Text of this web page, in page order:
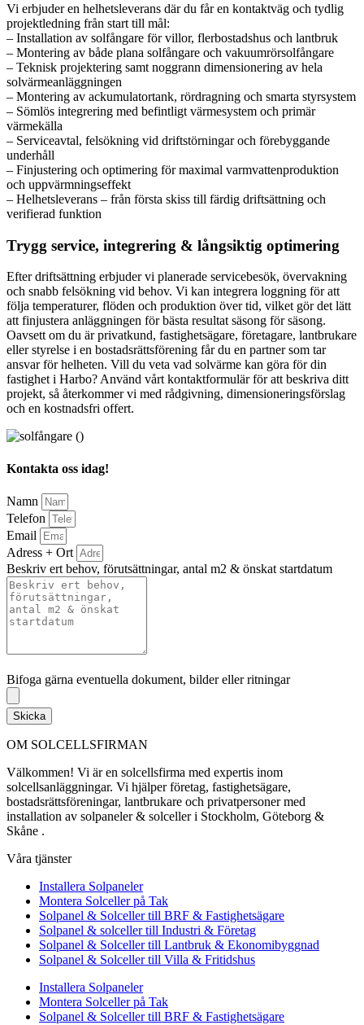
Vi erbjuder en helhetsleverans där du får en kontaktväg och tydlig
projektledning från start till mål:
– Installation av solfångare för villor, flerbostadshus och lantbruk
– Montering av både plana solfångare och vakuumrörsolfångare
– Teknisk projektering samt noggrann dimensionering av hela
solvärmeanläggningen
– Montering av ackumulatortank, rördragning och smarta styrsystem
– Sömlös integrering med befintligt värmesystem och primär
värmekälla
– Serviceavtal, felsökning vid driftstörningar och förebyggande
underhåll
– Finjustering och optimering för maximal varmvattenproduktion
och uppvärmningseffekt
– Helhetsleverans – från första skiss till färdig driftsättning och
verifierad funktion
Trygg service, integrering & långsiktig optimering
Efter driftsättning erbjuder vi planerade servicebesök, övervakning
och snabb felsökning vid behov. Vi kan integrera loggning för att
följa temperaturer, flöden och produktion över tid, vilket gör det lätt
att finjustera anläggningen för bästa resultat säsong för säsong.
Oavsett om du är privatkund, fastighetsägare, företagare, lantbrukare
eller styrelse i en bostadsrättsförening får du en partner som tar
ansvar för helheten. Vill du veta vad solvärme kan göra för din
fastighet i Harbo? Använd vårt kontaktformulär för att beskriva ditt
projekt, så återkommer vi med rådgivning, dimensioneringsförslag
och en kostnadsfri offert.
Kontakta oss idag!
Namn
Telefon
Email
Adress + Ort
Beskriv ert behov, förutsättningar, antal m2 & önskat startdatum
Bifoga gärna eventuella dokument, bilder eller ritningar
Skicka
OM SOLCELLSFIRMAN
Välkommen! Vi är en solcellsfirma med expertis inom
solcellsanläggningar. Vi hjälper företag, fastighetsägare,
bostadsrättsföreningar, lantbrukare och privatpersoner med
installation av solpaneler & solceller i Stockholm, Göteborg &
Skåne .
Våra tjänster
Installera Solpaneler
Montera Solceller på Tak
Solpanel & Solceller till BRF & Fastighetsägare
Solpanel & solceller till Industri & Företag
Solpanel & Solceller till Lantbruk & Ekonomibyggnad
Solpanel & Solceller till Villa & Fritidshus
Installera Solpaneler
Montera Solceller på Tak
Solpanel & Solceller till BRF & Fastighetsägare